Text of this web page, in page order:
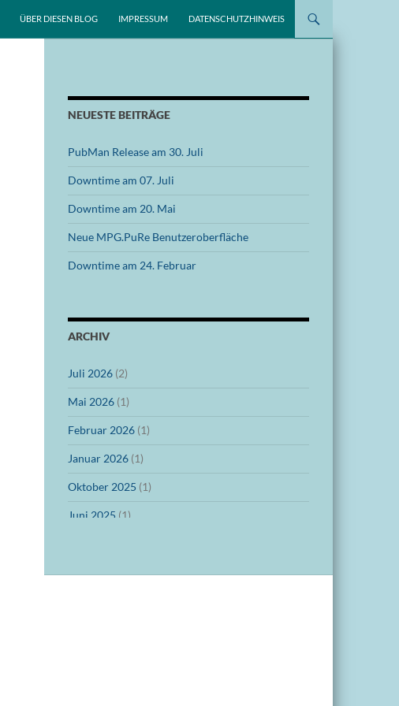
ÜBER DIESEN BLOG IMPRESSUM DATENSCHUTZHINWEIS
NEUESTE BEITRÄGE
PubMan Release am 30. Juli
Downtime am 07. Juli
Downtime am 20. Mai
Neue MPG.PuRe Benutzeroberfläche
Downtime am 24. Februar
ARCHIV
Juli 2026 (2)
Mai 2026 (1)
Februar 2026 (1)
Januar 2026 (1)
Oktober 2025 (1)
Juni 2025 (1)